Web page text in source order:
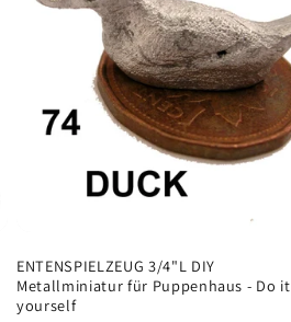
ENTENSPIELZEUG 3/4"L DIY
Metallminiatur für Puppenhaus - Do it
yourself